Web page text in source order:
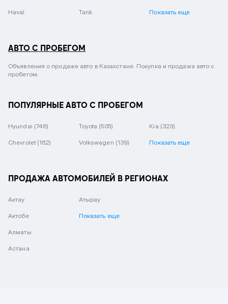
Haval Tank Показать еще
АВТО С ПРОБЕГОМ
Объявления о продаже авто в Казахстане. Покупка и продажа авто с
пробегом.
ПОПУЛЯРНЫЕ АВТО С ПРОБЕГОМ
Hyundai (746) Toyota (505) Kia (323)
Chevrolet (162) Volkswagen (139) Показать еще
ПРОДАЖА АВТОМОБИЛЕЙ В РЕГИОНАХ
Актау
Актобе
Алматы
Астана
Атырау
Показать еще